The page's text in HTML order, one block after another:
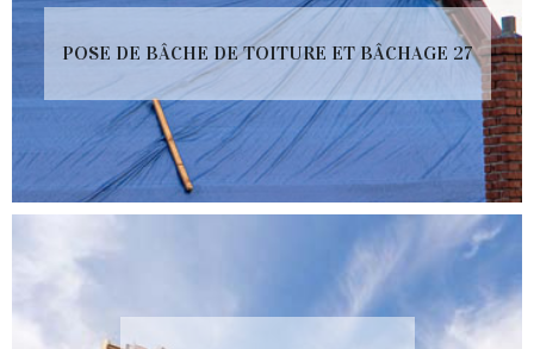
POSE DE BÂCHE DE TOITURE ET BÂCHAGE 27